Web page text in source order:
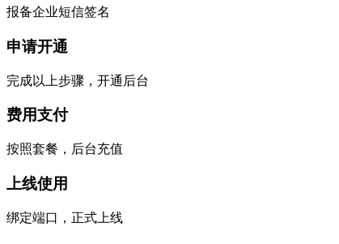
报备企业短信签名
申请开通
完成以上步骤，开通后台
费用支付
按照套餐，后台充值
上线使用
绑定端口，正式上线